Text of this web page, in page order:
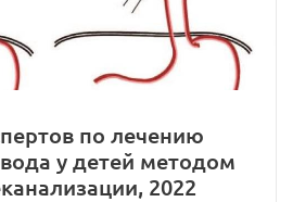
по лечению
у детей методом
2022